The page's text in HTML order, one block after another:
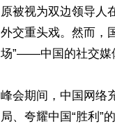
原被视为双边领导人
外交重头戏。然而，
场”——中国的社交媒
峰会期间，中国网络
局、夸耀中国“胜利”